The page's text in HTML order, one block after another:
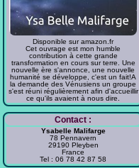
Disponible sur amazon.fr
Cet ouvrage est mon humble
contribution à cette grande
transformation en cours sur terre. Une
nouvelle ère s'annonce, une nouvelle
humanité se développe, c'est un fait!A
la demande des Vénusiens un groupe
s'est réuni régulièrement afin d'accueillir
ce qu'ils avaient à nous dire.
Contact :
Ysabelle Malifarge
78 Pennavern
29190 Pleyben
France
Tel : 06 78 42 87 58